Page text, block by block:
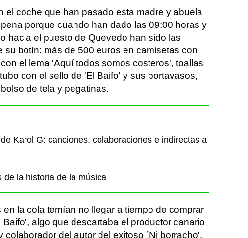
el coche que han pasado esta madre y abuela
porque cuando han dado las 09:00 horas y
hacia el puesto de Quevedo han sido las
su botín: más de 500 euros en camisetas con
el lema 'Aquí todos somos costeros', toallas
con el sello de 'El Baifo' y sus portavasos,
de tela y pegatinas.
Karol G: canciones, colaboraciones e indirectas a
de la historia de la música
en la cola temían no llegar a tiempo de comprar
Baifo', algo que descartaba el productor canario
colaborador del autor del exitoso ´Ni borracho',